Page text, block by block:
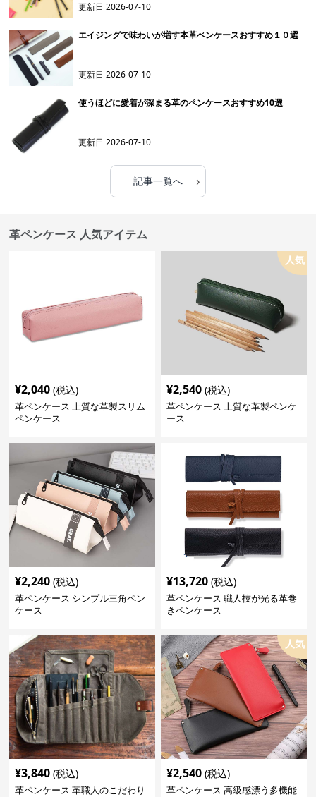
更新日2026-07-10
エイジングで味わいが増す本革ペンケースおすすめ１０選
更新日2026-07-10
使うほどに愛着が深まる革のペンケースおすすめ10選
更新日2026-07-10
記事一覧へ ›
革ペンケース 人気アイテム
¥2,040 (税込)
革ペンケース 上質な革製スリム
ペンケース
人気
¥2,540 (税込)
革ペンケース 上質な革製ペンケ
ース
¥2,240 (税込)
革ペンケース シンプル三角ペン
ケース
¥13,720 (税込)
革ペンケース 職人技が光る革巻
きペンケース
¥3,840 (税込)
革ペンケース 革職人のこだわり
人気
¥2,540 (税込)
革ペンケース 高級感漂う多機能